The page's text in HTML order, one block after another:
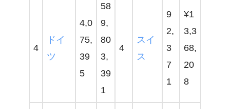
4
ドイ
ツ
4,0
75,
39
5
58
9,
80
3,
39
1
4
スイ
ス
9
2,
3
7
1
¥1
3,3
68,
20
8